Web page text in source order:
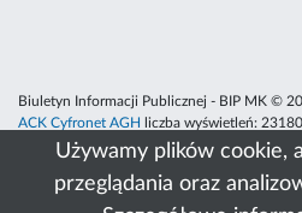
Używamy plików cookie,
przeglądania oraz
Biuletyn Informacji Publicznej - BIP MK ©
ACK Cyfronet AGH
liczba wyświetleń: